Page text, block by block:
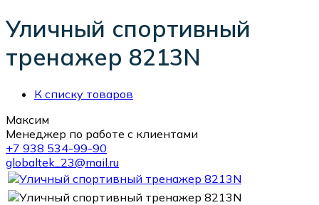
Уличный спортивный
тренажер 8213N
К списку товаров
Максим
Менеджер по работе с клиентами
+7 938 534-99-90
globaltek_23@mail.ru